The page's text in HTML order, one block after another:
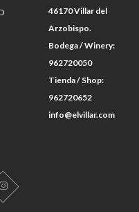
46170 Villar del
Arzobispo.
Bodega / Winery:
962720050
Tienda / Shop:
962720652
info@elvillar.com